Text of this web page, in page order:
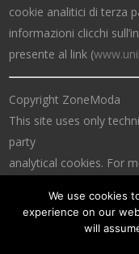
cookie analitici di terza
informazioni clicchi
presente al link (
Copyright ZoneModa
This site uses only
party
analytical cookies. For
We use cookies
experience on our
will